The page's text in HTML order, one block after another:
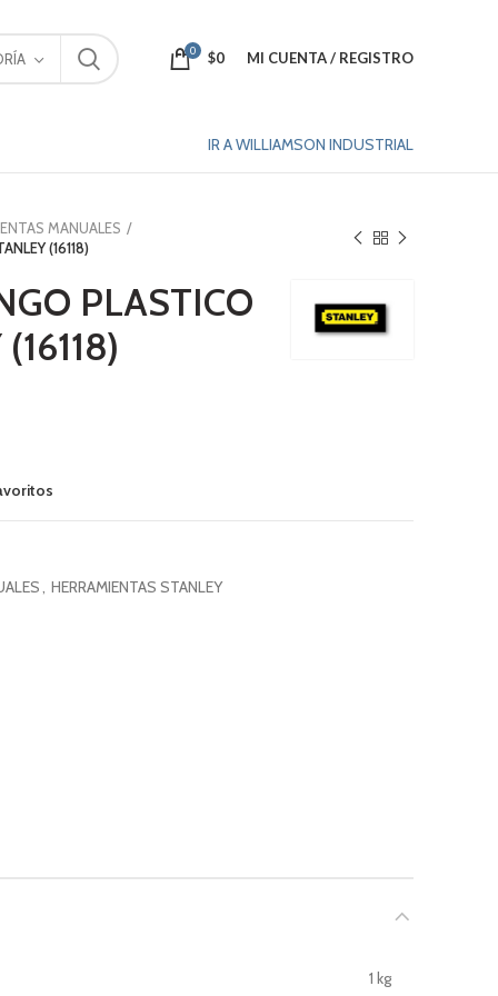
0 $0 MI CUENTA / REGISTRO
IR A WILLIAMSON INDUSTRIAL
MANUALES
(16118)
PLASTICO
, HERRAMIENTAS STANLEY
1 kg